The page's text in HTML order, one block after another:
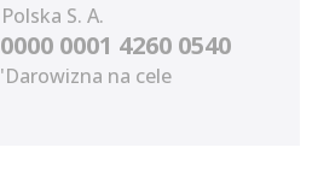
S. A.
0001 4260 0540
na cele